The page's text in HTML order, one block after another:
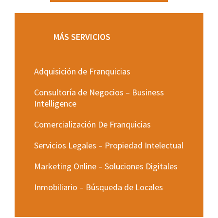
MÁS SERVICIOS
Adquisición de Franquicias
Consultoría de Negocios – Business
Intelligence
Comercialización De Franquicias
Servicios Legales – Propiedad Intelectual
Marketing Online – Soluciones Digitales
Inmobiliario – Búsqueda de Locales